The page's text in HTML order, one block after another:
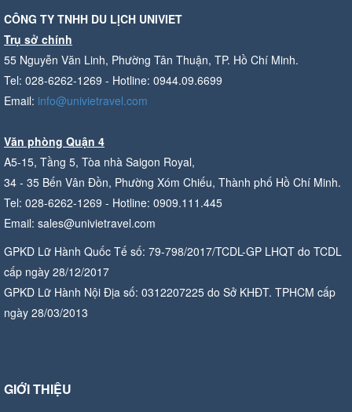
CÔNG TY TNHH DU LỊCH UNIVIET
Trụ sở chính
55 Nguyễn Văn Linh, Phường Tân Thuận, TP. Hồ Chí Minh.
Tel: 028-6262-1269 - Hotline: 0944.09.6699
Email: info@univietravel.com
Văn phòng Quận 4
A5-15, Tầng 5, Tòa nhà Saigon Royal,
34 - 35 Bến Vân Đồn, Phường Xóm Chiếu, Thành phố Hồ Chí Minh.
Tel: 028-6262-1269 - Hotline: 0909.111.445
Email: sales@univietravel.com
GPKD Lữ Hành Quốc Tế số: 79-798/2017/TCDL-GP LHQT do TCDL
cấp ngày 28/12/2017
GPKD Lữ Hành Nội Địa số: 0312207225 do Sở KHĐT. TPHCM cấp
ngày 28/03/2013
GIỚI THIỆU